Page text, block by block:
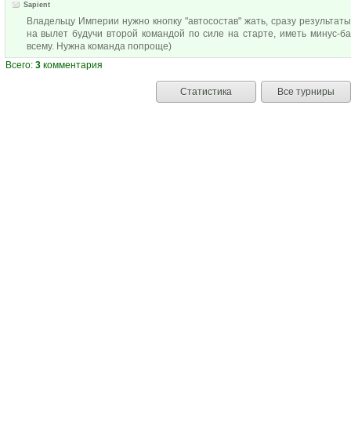
Sapient
Владельцу Империи нужно кнопку "автосостав" жать, сразу
на вылет будучи второй командой по силе на старте, иметь
всему. Нужна команда попроще)
Всего: 3 комментария
Статистика Все турниры